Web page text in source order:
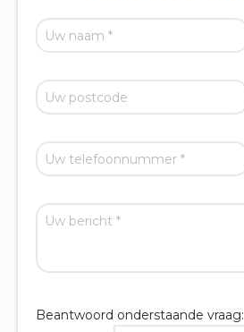
Beantwoord onderstaande vraag: